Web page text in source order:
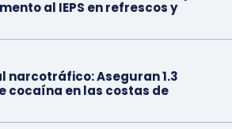
al IEPS en refrescos y
narcotráfico: Aseguran 1.3
cocaína en las costas de